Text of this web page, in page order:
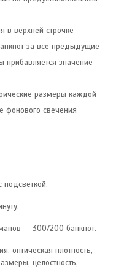
в верхней строчке
за все предыдущие
прибавляется значение
размеры каждой
фонового свечения
— 300/200 банкнот.
оптическая плотность,
целостность,